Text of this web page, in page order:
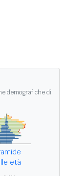
demografiche di
età